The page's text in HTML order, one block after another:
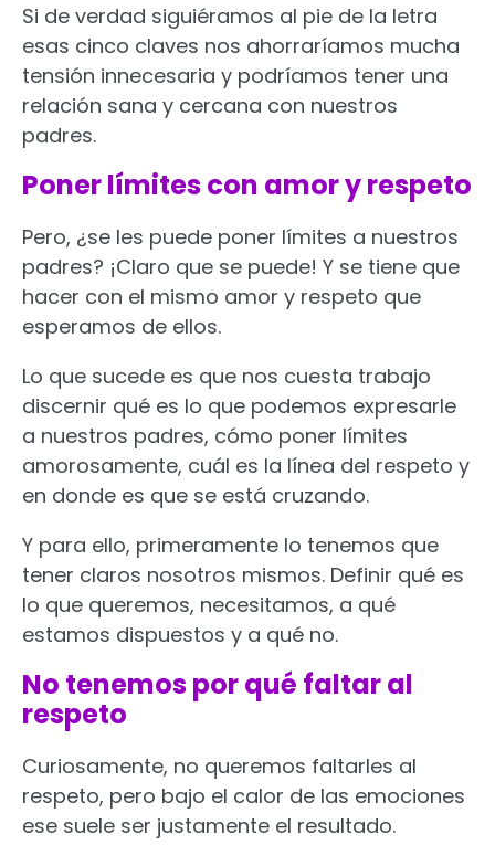
Si de verdad siguiéramos al pie de la letra
esas cinco claves nos ahorraríamos mucha
tensión innecesaria y podríamos tener una
relación sana y cercana con nuestros
padres.
Poner límites con amor y respeto
Pero, ¿se les puede poner límites a nuestros
padres? ¡Claro que se puede! Y se tiene que
hacer con el mismo amor y respeto que
esperamos de ellos.
Lo que sucede es que nos cuesta trabajo
discernir qué es lo que podemos expresarle
a nuestros padres, cómo poner límites
amorosamente, cuál es la línea del respeto y
en donde es que se está cruzando.
Y para ello, primeramente lo tenemos que
tener claros nosotros mismos. Definir qué es
lo que queremos, necesitamos, a qué
estamos dispuestos y a qué no.
No tenemos por qué faltar al
respeto
Curiosamente, no queremos faltarles al
respeto, pero bajo el calor de las emociones
ese suele ser justamente el resultado.